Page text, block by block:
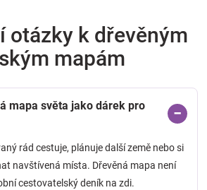
otázky k dřevěným
mapám
mapa světa jako dárek pro
rád cestuje, plánuje další země nebo si
navštívená místa. Dřevěná mapa není
cestovatelský deník na zdi.